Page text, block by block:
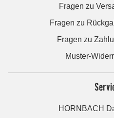
Fragen zu
Fragen zu
Fragen zu
Muster-
HORNBACH